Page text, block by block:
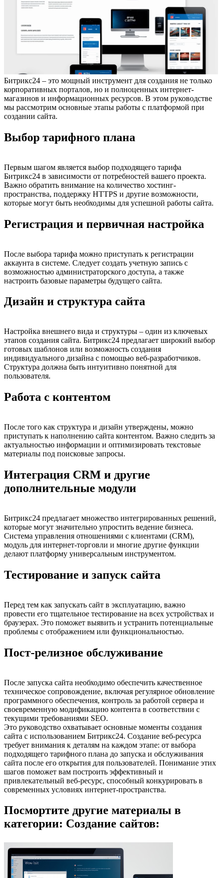
Битрикс24 – это мощный инструмент для создания не только
корпоративных порталов, но и полноценных интернет-
магазинов и информационных ресурсов. В этом руководстве
мы рассмотрим основные этапы работы с платформой при
создании сайта.
Выбор тарифного плана
Первым шагом является выбор подходящего тарифа
Битрикс24 в зависимости от потребностей вашего проекта.
Важно обратить внимание на количество хостинг-
пространства, поддержку HTTPS и другие возможности,
которые могут быть необходимы для успешной работы сайта.
Регистрация и первичная настройка
После выбора тарифа можно приступать к регистрации
аккаунта в системе. Следует создать учетную запись с
возможностью администраторского доступа, а также
настроить базовые параметры будущего сайта.
Дизайн и структура сайта
Настройка внешнего вида и структуры – один из ключевых
этапов создания сайта. Битрикс24 предлагает широкий выбор
готовых шаблонов или возможность создания
индивидуального дизайна с помощью веб-разработчиков.
Структура должна быть интуитивно понятной для
пользователя.
Работа с контентом
После того как структура и дизайн утверждены, можно
приступать к наполнению сайта контентом. Важно следить за
актуальностью информации и оптимизировать текстовые
материалы под поисковые запросы.
Интеграция CRM и другие
дополнительные модули
Битрикс24 предлагает множество интегрированных решений,
которые могут значительно упростить ведение бизнеса.
Система управления отношениями с клиентами (CRM),
модуль для интернет-торговли и многие другие функции
делают платформу универсальным инструментом.
Тестирование и запуск сайта
Перед тем как запускать сайт в эксплуатацию, важно
провести его тщательное тестирование на всех устройствах и
браузерах. Это поможет выявить и устранить потенциальные
проблемы с отображением или функциональностью.
Пост-релизное обслуживание
После запуска сайта необходимо обеспечить качественное
техническое сопровождение, включая регулярное обновление
программного обеспечения, контроль за работой сервера и
своевременную модификацию контента в соответствии с
текущими требованиями SEO.
Это руководство охватывает основные моменты создания
сайта с использованием Битрикс24. Создание веб-ресурса
требует внимания к деталям на каждом этапе: от выбора
подходящего тарифного плана до запуска и обслуживания
сайта после его открытия для пользователей. Понимание этих
шагов поможет вам построить эффективный и
привлекательный веб-ресурс, способный конкурировать в
современных условиях интернет-пространства.
Посмортите другие материалы в
категории: Создание сайтов: